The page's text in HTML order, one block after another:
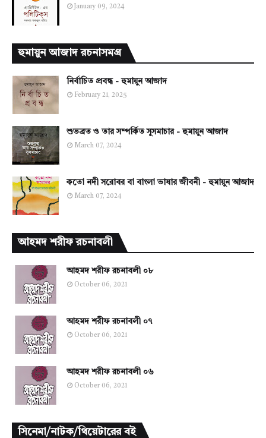
January 09, 2024
হুমায়ুন আজাদ রচনাসমগ্র
নির্বাচিত প্রবন্ধ - হুমায়ুন আজাদ
February 21, 2025
শুভব্রত ও তার সম্পর্কিত সুসমাচার - হুমায়ুন আজাদ
March 07, 2024
কতো নদী সরোবর বা বাংলা ভাষার জীবনী - হুমায়ুন আজাদ
March 07, 2024
আহমদ শরীফ রচনাবলী
আহমদ শরীফ রচনাবলী ০৮
October 06, 2021
আহমদ শরীফ রচনাবলী ০৭
October 06, 2021
আহমদ শরীফ রচনাবলী ০৬
October 06, 2021
সিনেমা/নাটক/থিয়েটারের বই